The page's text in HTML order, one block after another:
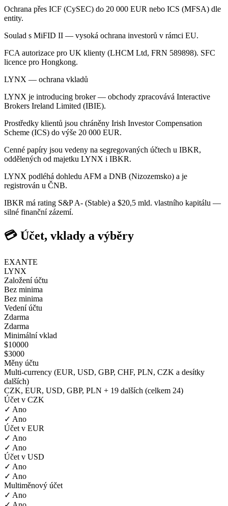
Ochrana přes ICF (CySEC) do 20 000 EUR nebo ICS (MFSA) dle
entity.
Soulad s MiFID II — vysoká ochrana investorů v rámci EU.
FCA autorizace pro UK klienty (LHCM Ltd, FRN 589898). SFC
licence pro Hongkong.
LYNX — ochrana vkladů
LYNX je introducing broker — obchody zpracovává Interactive
Brokers Ireland Limited (IBIE).
Prostředky klientů jsou chráněny Irish Investor Compensation
Scheme (ICS) do výše 20 000 EUR.
Cenné papíry jsou vedeny na segregovaných účtech u IBKR,
oddělených od majetku LYNX i IBKR.
LYNX podléhá dohledu AFM a DNB (Nizozemsko) a je
registrován u ČNB.
IBKR má rating S&P A- (Stable) a $20,5 mld. vlastního kapitálu —
silné finanční zázemí.
💳 Účet, vklady a výběry
EXANTE
LYNX
Založení účtu
Bez minima
Bez minima
Vedení účtu
Zdarma
Zdarma
Minimální vklad
$10000
$3000
Měny účtu
Multi-currency (EUR, USD, GBP, CHF, PLN, CZK a desítky
dalších)
CZK, EUR, USD, GBP, PLN + 19 dalších (celkem 24)
Účet v CZK
✓ Ano
✓ Ano
Účet v EUR
✓ Ano
✓ Ano
Účet v USD
✓ Ano
✓ Ano
Multiměnový účet
✓ Ano